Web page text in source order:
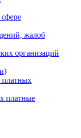
жалоб
организаций
платных
платные